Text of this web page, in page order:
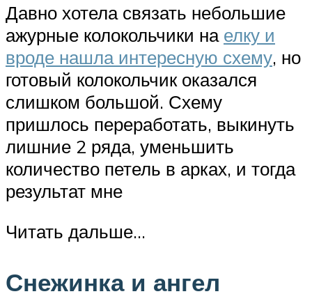
Давно хотела связать небольшие
ажурные колокольчики на елку и
вроде нашла интересную схему, но
готовый колокольчик оказался
слишком большой. Схему
пришлось переработать, выкинуть
лишние 2 ряда, уменьшить
количество петель в арках, и тогда
результат мне
Читать дальше…
Снежинка и ангел